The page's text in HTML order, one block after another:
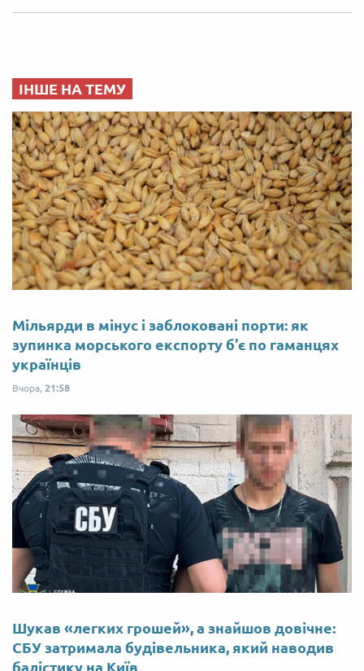
ІНШЕ НА ТЕМУ
Мільярди в мінус і заблоковані порти: як
зупинка морського експорту б'є по гаманцях
українців
Вчора, 21:58
Шукав «легких грошей», а знайшов довічне:
СБУ затримала будівельника, який наводив
балістику на Київ